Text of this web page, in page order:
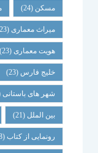
مسکن (24)
میراث معماری(23)
هویت معماری(23)
خلیج فارس (23)
شهر های باستانی
بین الملل (21)
رونمایی از کتاب(18)